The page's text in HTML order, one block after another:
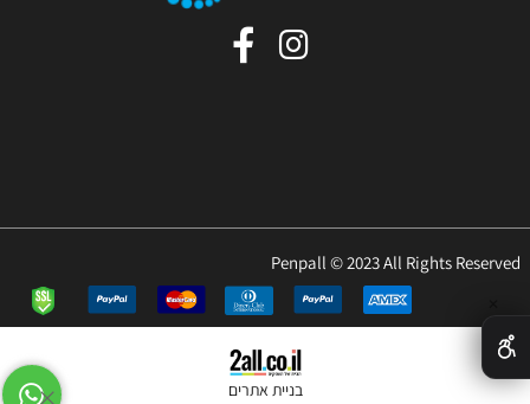
Penpall © 2023 All Rights Reserved
בניית אתרים